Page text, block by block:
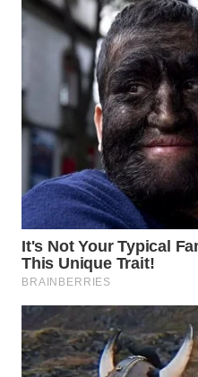
WN
TAPANULI
TENGAH
WN DELI
SERDANG
WN
TEBING
TINGGI
WN
PAKPAK
WN
KARAWANG